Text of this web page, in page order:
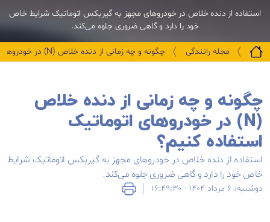
استفاده از دنده خلاص در خودروهای مجهز به گیربکس اتوماتیک شرایط خاص
خود را دارد و گاهی ضروری جلوه می‌کند.
مجله رانندگی چگونه و چه زمانی از دنده خلاص (N) در خودروهای اتوماتیک استفاده ک
چگونه و چه زمانی از دنده خلاص
(N) در خودروهای اتوماتیک
استفاده کنیم؟
استفاده از دنده خلاص در خودروهای مجهز به گیربکس اتوماتیک شرایط
خاص خود را دارد و گاهی ضروری جلوه می‌کند.
دوشنبه، ۶ مرداد ۱۴۰۴ - ۱۶:۴۹:۳۰